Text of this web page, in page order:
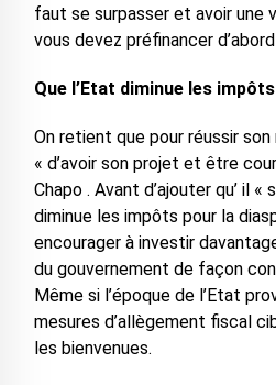
faut se surpasser et avoir une
vous devez préfinancer
Que l’Etat diminue les impôts
On retient que pour réussir
« d’avoir son projet et être
Chapo . Avant d’ajouter qu’ il «
diminue les impôts pour la
encourager à investir
du gouvernement de façon
Même si l’époque de l’Etat
mesures d’allègement fiscal
les bienvenues.